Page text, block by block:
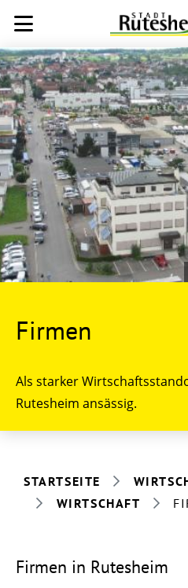
Firmen
Als starker
Rutesheim ansässig.
STARTSEITE
WIRTSCHAFT
Firmen in Rutesheim